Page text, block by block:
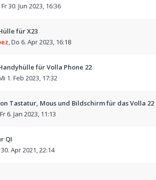
Fr 30. Jun 2023, 16:36
für X23
,Do 6. Apr 2023, 16:18
für Volla Phone 22
1. Feb 2023, 17:32
Tastatur, Mous und Bildschirm für das Volla 22
Fr 6. Jan 2023, 11:13
QI
30. Apr 2021, 22:14